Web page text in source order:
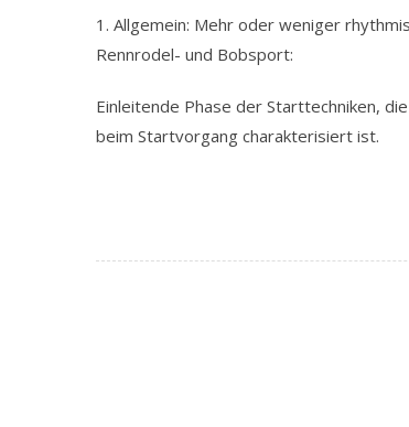
1. Allgemein: Mehr oder weniger
Rennrodel- und Bobsport:
Einleitende Phase der Starttechniken,
beim Startvorgang charakterisiert ist.